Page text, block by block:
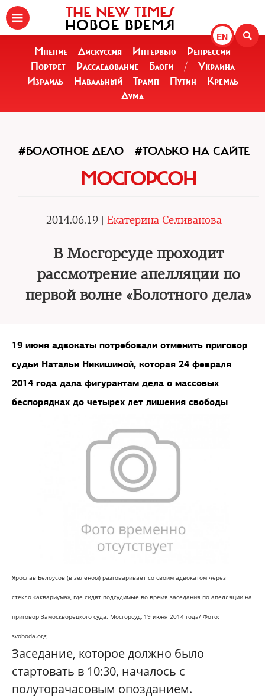
EN
THE NEW TIMES
НОВОЕ ВРЕМЯ
Мнение Дискуссия Интервью
Репрессии
Портрет
Расследование Блоги /
Украина
Израиль
Навальный Трамп Путин
Кремль
Дума
#БОЛОТНОЕ ДЕЛО #ТОЛЬКО НА САЙТЕ
МОСГОРСОН
2014.06.19 | Екатерина Селиванова
В Мосгорсуде проходит
рассмотрение апелляции по
первой волне «Болотного дела»
19 июня адвокаты потребовали отменить приговор
судьи Натальи Никишиной, которая 24 февраля
2014 года дала фигурантам дела о массовых
беспорядках до четырех лет лишения свободы
Ярослав Белоусов (в зеленом) разговаривает со своим адвокатом через
стекло «аквариума», где сидят подсудимые во время заседания по апелляции на
приговор Замоскворецкого суда. Мосгорсуд, 19 июня 2014 года/ Фото:
svoboda.org
Заседание, которое должно было
стартовать в 10:30, началось с
полуторачасовым опозданием.